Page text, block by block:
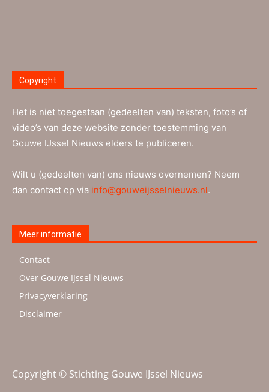
Copyright
Het is niet toegestaan (gedeelten van) teksten, foto’s of
video’s van deze website zonder toestemming van
Gouwe IJssel Nieuws elders te publiceren.
Wilt u (gedeelten van) ons nieuws overnemen? Neem
dan contact op via info@gouweijsselnieuws.nl.
Meer informatie
Contact
Over Gouwe IJssel Nieuws
Privacyverklaring
Disclaimer
Copyright © Stichting Gouwe IJssel Nieuws